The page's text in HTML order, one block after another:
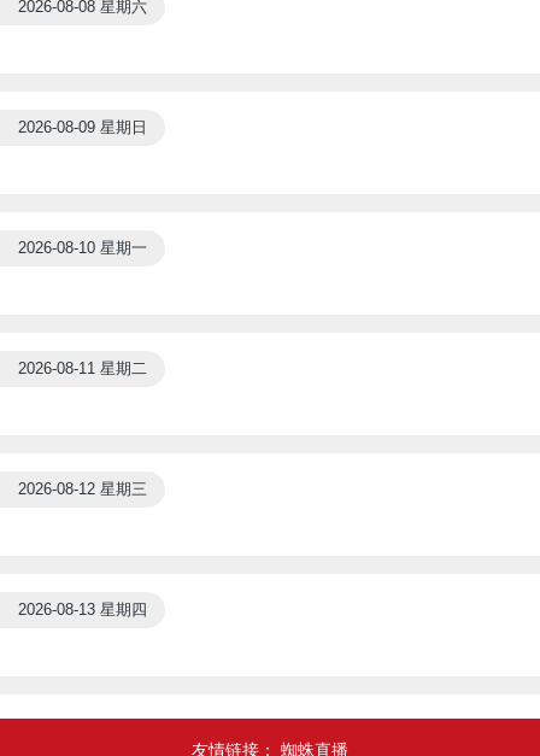
2026-08-08 星期六
2026-08-09 星期日
2026-08-10 星期一
2026-08-11 星期二
2026-08-12 星期三
2026-08-13 星期四
友情链接： 蜘蛛直播